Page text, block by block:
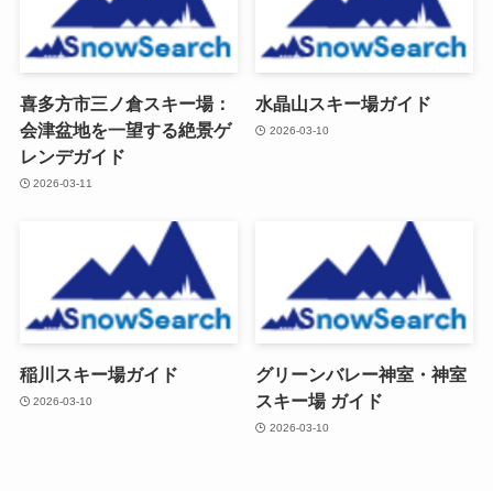
喜多方市三ノ倉スキー場：
会津盆地を一望する絶景ゲ
レンデガイド
2026-03-11
水晶山スキー場ガイド
2026-03-10
稲川スキー場ガイド
2026-03-10
グリーンバレー神室・神室
スキー場 ガイド
2026-03-10